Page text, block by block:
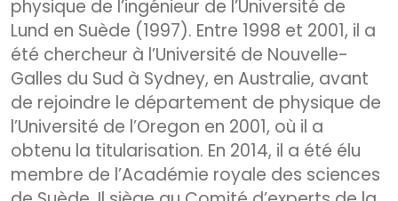
physique de l’ingénieur de l’Université de
Lund en Suède (1997). Entre 1998 et 2001, il a
été chercheur à l’Université de Nouvelle-
Galles du Sud à Sydney, en Australie, avant
de rejoindre le département de physique de
l’Université de l’Oregon en 2001, où il a
obtenu la titularisation. En 2014, il a été élu
membre de l’Académie royale des sciences